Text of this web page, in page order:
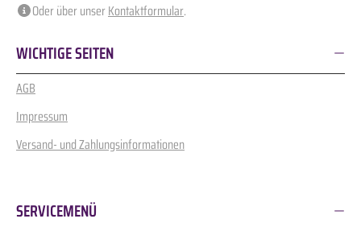
Oder über unserKontaktformular.
WICHTIGE SEITEN
AGB
Impressum
Versand- und Zahlungsinformationen
SERVICEMENÜ